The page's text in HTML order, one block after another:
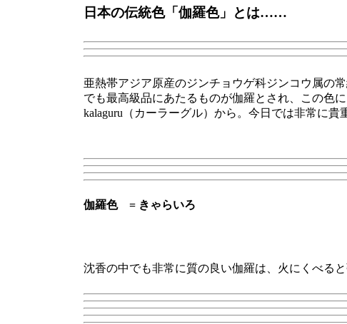
日本の伝統色「伽羅色」とは……
亜熱帯アジア原産のジンチョウゲ科ジンコウ属の
でも最高級品にあたるものが伽羅とされ、この色
kalaguru（カーラーグル）から。今日では非常に
伽羅色 = きゃらいろ
沈香の中でも非常に質の良い伽羅は、火にくべる